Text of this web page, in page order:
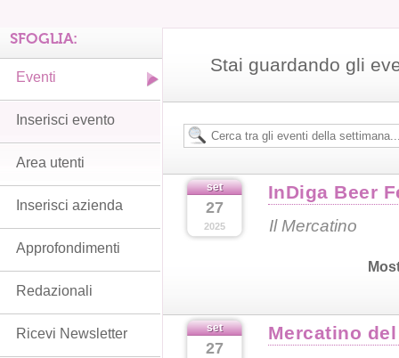
Stai guardando gli
set
27
2025
InDiga Beer
Il Mercatino
set
27
Mercatino
SFOGLIA:
Eventi
Inserisci evento
Area utenti
Inserisci azienda
Approfondimenti
Redazionali
Ricevi Newsletter